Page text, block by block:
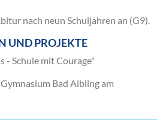
nach neun Schuljahren an (G9).
UND PROJEKTE
- Schule mit Courage"
Bad Aibling am